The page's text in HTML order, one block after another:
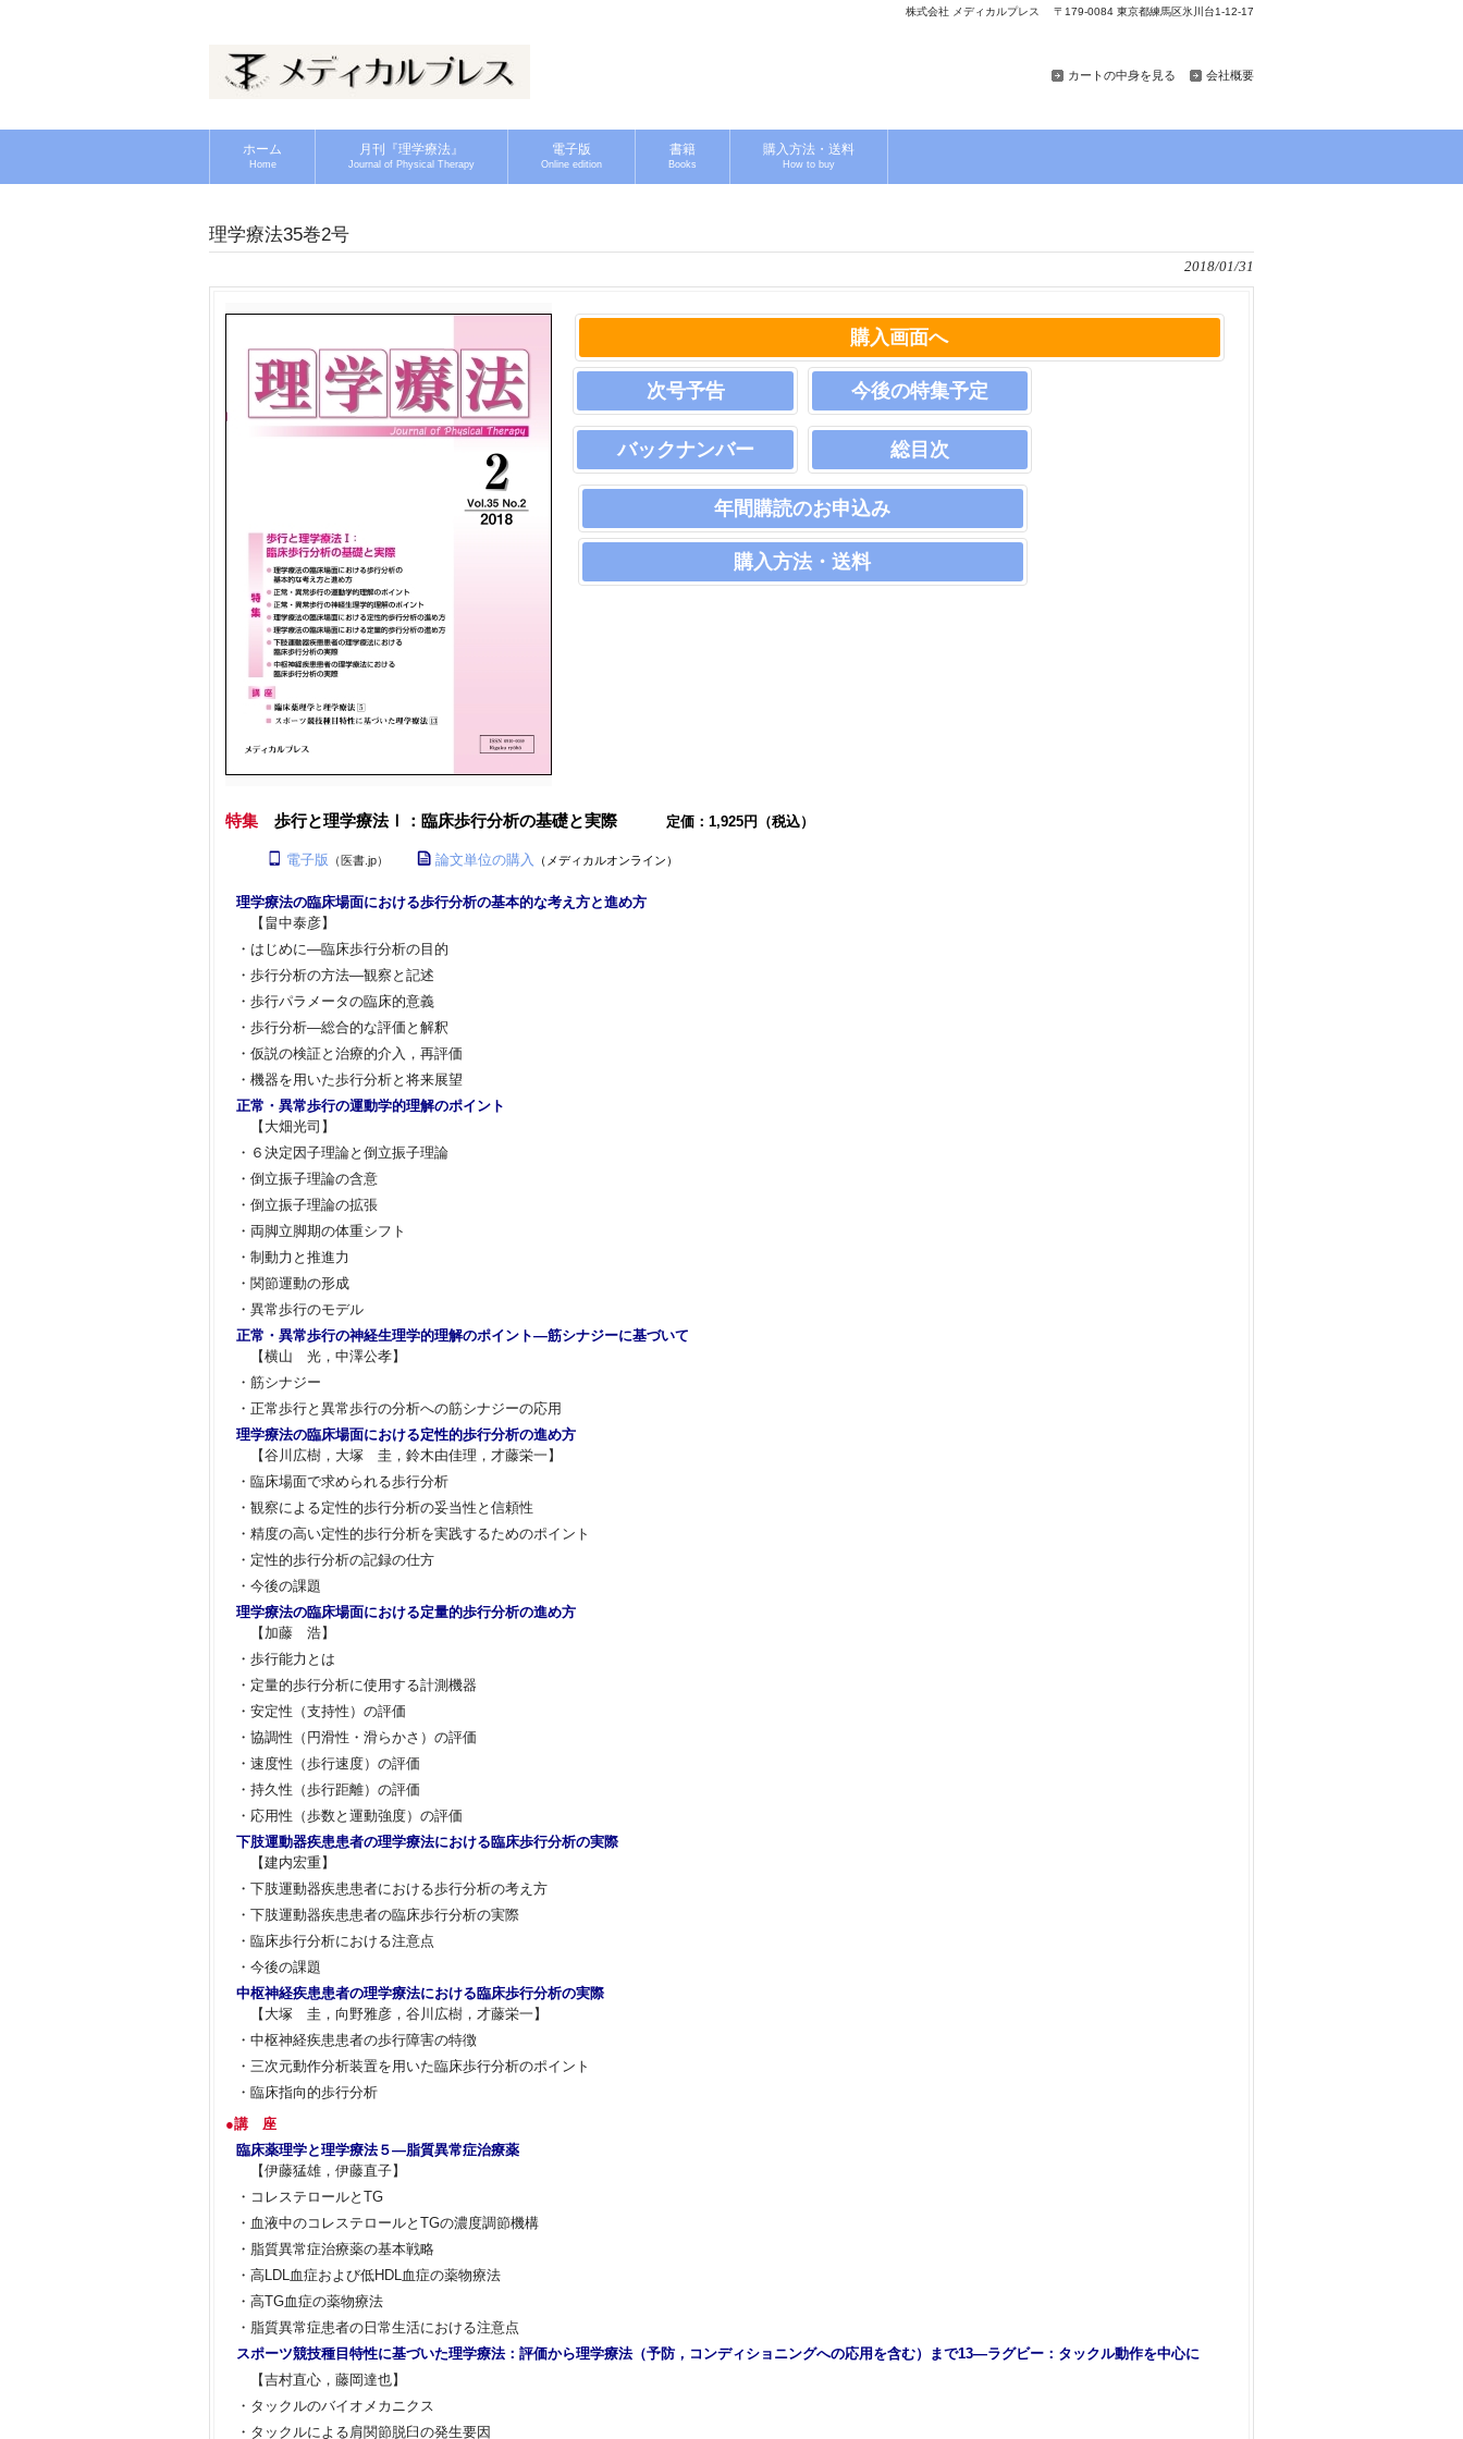
株式会社 メディカルプレス 〒179-0084 東京都練馬区氷川台1-12-17
カートの中身を見る 会社概要
ホーム
Home
月刊『理学療法』
Journal of Physical Therapy
電子版
Online edition
書籍
Books
購入方法・送料
How to buy
理学療法35巻2号
2018/01/31
購入画面へ
次号予告 今後の特集予定
バックナンバー 総目次
年間購読のお申込み
購入方法・送料
特集 歩行と理学療法Ⅰ：臨床歩行分析の基礎と実際 定価：1,925円（税込）
電子版 （医書.jp） 論文単位の購入 （メディカルオンライン）
理学療法の臨床場面における歩行分析の基本的な考え方と進め方
【畠中泰彦】
・はじめに―臨床歩行分析の目的
・歩行分析の方法―観察と記述
・歩行パラメータの臨床的意義
・歩行分析―総合的な評価と解釈
・仮説の検証と治療的介入，再評価
・機器を用いた歩行分析と将来展望
正常・異常歩行の運動学的理解のポイント
【大畑光司】
・６決定因子理論と倒立振子理論
・倒立振子理論の含意
・倒立振子理論の拡張
・両脚立脚期の体重シフト
・制動力と推進力
・関節運動の形成
・異常歩行のモデル
正常・異常歩行の神経生理学的理解のポイント―筋シナジーに基づいて
【横山 光，中澤公孝】
・筋シナジー
・正常歩行と異常歩行の分析への筋シナジーの応用
理学療法の臨床場面における定性的歩行分析の進め方
【谷川広樹，大塚 圭，鈴木由佳理，才藤栄一】
・臨床場面で求められる歩行分析
・観察による定性的歩行分析の妥当性と信頼性
・精度の高い定性的歩行分析を実践するためのポイント
・定性的歩行分析の記録の仕方
・今後の課題
理学療法の臨床場面における定量的歩行分析の進め方
【加藤 浩】
・歩行能力とは
・定量的歩行分析に使用する計測機器
・安定性（支持性）の評価
・協調性（円滑性・滑らかさ）の評価
・速度性（歩行速度）の評価
・持久性（歩行距離）の評価
・応用性（歩数と運動強度）の評価
下肢運動器疾患患者の理学療法における臨床歩行分析の実際
【建内宏重】
・下肢運動器疾患患者における歩行分析の考え方
・下肢運動器疾患患者の臨床歩行分析の実際
・臨床歩行分析における注意点
・今後の課題
中枢神経疾患患者の理学療法における臨床歩行分析の実際
【大塚 圭，向野雅彦，谷川広樹，才藤栄一】
・中枢神経疾患患者の歩行障害の特徴
・三次元動作分析装置を用いた臨床歩行分析のポイント
・臨床指向的歩行分析
●講 座
臨床薬理学と理学療法５―脂質異常症治療薬
【伊藤猛雄，伊藤直子】
・コレステロールとTG
・血液中のコレステロールとTGの濃度調節機構
・脂質異常症治療薬の基本戦略
・高LDL血症および低HDL血症の薬物療法
・高TG血症の薬物療法
・脂質異常症患者の日常生活における注意点
スポーツ競技種目特性に基づいた理学療法：評価から理学療法（予防，コンディショニングへの応用を含む）まで13―ラグビー：タックル動作を中心に
【吉村直心，藤岡達也】
・タックルのバイオメカニクス
・タックルによる肩関節脱臼の発生要因